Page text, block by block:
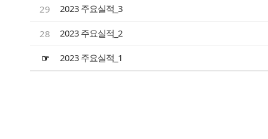
29 2023 주요실적_3
28 2023 주요실적_2
☞ 2023 주요실적_1